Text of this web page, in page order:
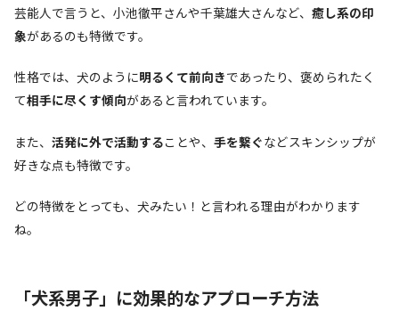
芸能人で言うと、小池徹平さんや千葉雄大さんなど、 癒し系の印
象があるのも特徴です。
性格では、犬のように明るくて前向きであったり、褒められたく
て相手に尽くす傾向があると言われています。
また、 活発に外で活動することや、 手を繋ぐなどスキンシップが
好きな点も特徴です。
どの特徴をとっても、犬みたい！と言われる理由がわかります
ね。
「犬系男子」に効果的なアプローチ方法